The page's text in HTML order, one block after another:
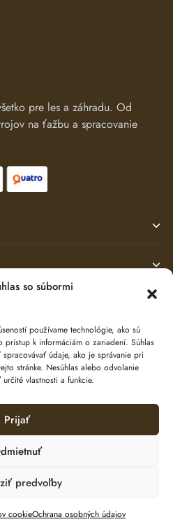
so súbormi
používame technológie, ako sú
k informáciám o zariadení. Súhlas
údaje, ako je správanie pri
stránke. Nesúhlas alebo odvolanie
vlastnosti a funkcie.
Prijať
predvoľby
cookieOchrana osobných údajov
pre les a záhradu. Od
na ťažbu a spracovanie
od
údajov
košíka